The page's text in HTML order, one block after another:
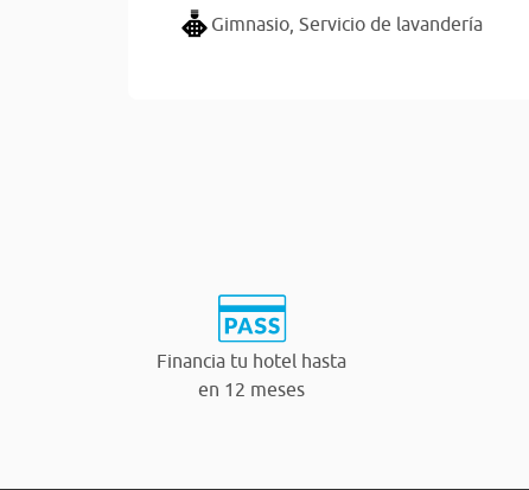
Gimnasio, Servicio de lavandería
Financia tu hotel hasta
en 12 meses